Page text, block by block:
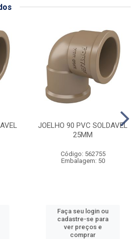
JOELHO 90 PVC SOLDAVEL
25MM
Código: 562755
Embalagem: 50
Faça seu login ou
cadastre-se para
ver preços e
comprar